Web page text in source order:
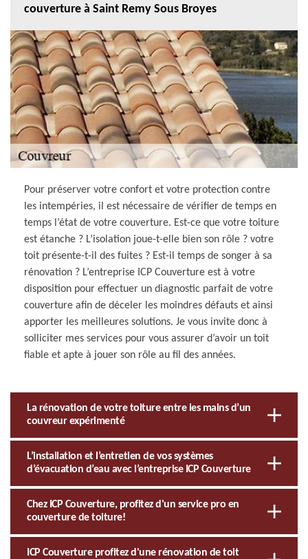
couverture à Saint Remy Sous Broyes
Pour préserver votre confort et votre protection contre
les intempéries, il est nécessaire de vérifier de temps en
temps l’état de votre couverture. Est-ce que votre toiture
est étanche ? L’isolation joue-t-elle bien son rôle ? votre
toit présente-t-il des fuites ? Est-il temps de songer à sa
rénovation ? L’entreprise ICP Couverture est à votre
disposition pour effectuer un diagnostic parfait de votre
couverture afin de déceler les moindres défauts et ainsi
apporter les meilleures solutions. Je vous invite donc à
solliciter mes services pour vous assurer d’avoir un toit
fiable et apte à jouer son rôle au fil des années.
La rénovation de votre toiture entre les mains d’un
couvreur expérimenté
L’installation et l’entretien de vos systèmes
d’évacuation d’eau avec l’entreprise ICP Couverture
Chez ICP Couverture, profitez d'un service pro en
couverture de toiture!
ICP Couverture profitez d'une rénovation de toit